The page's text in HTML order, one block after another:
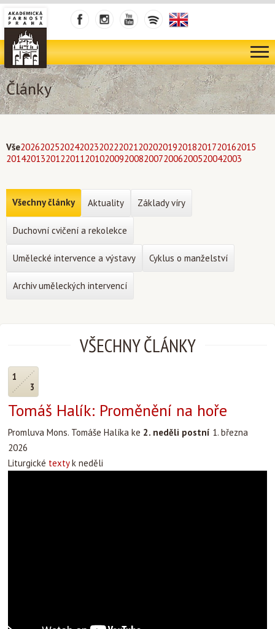
Články
Vše202620252024202320222021202020192018201720162015
201420132012201120102009200820072006200520042003
VŠECHNY ČLÁNKY
1
3
Tomáš Halík: Proměnění na hoře
Promluva Mons. Tomáše Halíka ke 2. neděli postní 1. března
2026
Liturgické textyk neděli
Všechny články Aktuality Základy víry
Duchovní cvičení a rekolekce
Umělecké intervence a výstavy Cyklus o manželství
Archiv uměleckých intervencí